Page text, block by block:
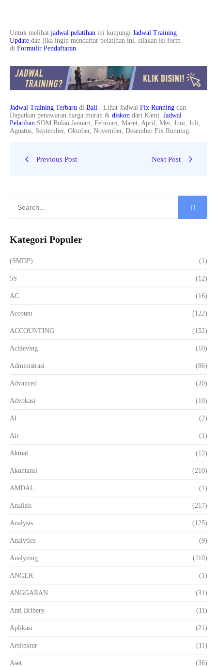
Untuk melihat jadwal pelatihan ini kunjungi Jadwal Training
Update dan jika ingin mendaftar pelatihan ini, silakan isi form
di Formulir Pendaftaran.
Jadwal Training Terbaru di Bali . Lihat Jadwal Fix Running dan
Dapatkan penawaran harga murah & diskon dari Kami. Jadwal
Pelatihan SDM Bulan Januari, Februari, Maret, April, Mei, Juni, Juli,
Agustus, September, Oktober, November, Desember Fix Running.
Previous Post Next Post
Kategori Populer
(SMDP) (1)
5S (12)
AC (16)
Account (122)
ACCOUNTING (152)
Achieving (10)
Administrasi (86)
Advanced (20)
Advokasi (10)
AI (2)
Air (1)
Aktual (12)
Akuntansi (210)
AMDAL (1)
Analisis (217)
Analysis (125)
Analytics (9)
Analyzing (110)
ANGER (1)
ANGGARAN (31)
Anti Bribery (11)
Aplikasi (21)
Arsitektur (11)
Aset (36)